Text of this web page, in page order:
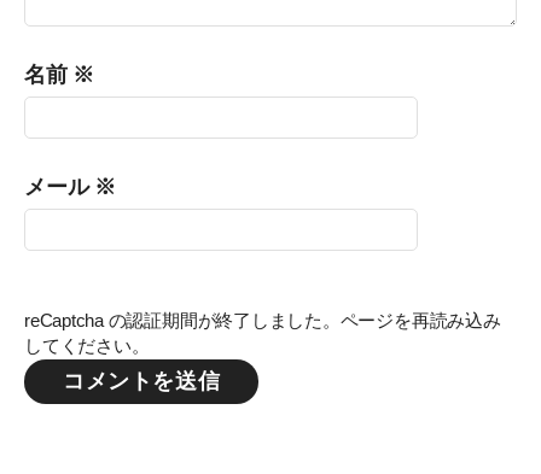
名前 ※
メール ※
reCaptcha の認証期間が終了しました。ページを再読み込み
してください。